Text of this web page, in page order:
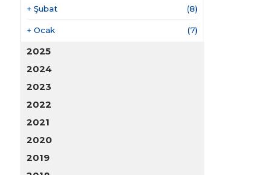
+ Şubat (8)
+ Ocak (7)
2025
2024
2023
2022
2021
2020
2019